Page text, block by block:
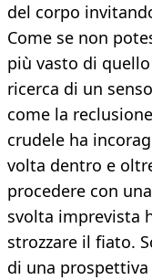
del corpo
Come se non
più vasto di
ricerca di un
come la
crudele ha
volta dentro e
procedere con
svolta imprevista
strozzare il fiato.
di una